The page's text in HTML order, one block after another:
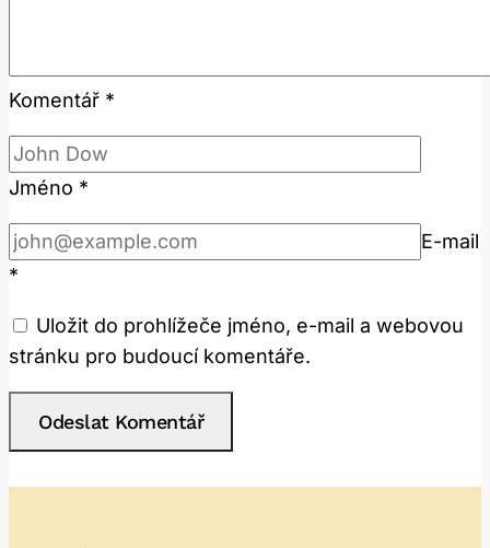
Komentář *
Jméno *
E-mail
*
Uložit do prohlížeče jméno, e-mail a webovou
stránku pro budoucí komentáře.